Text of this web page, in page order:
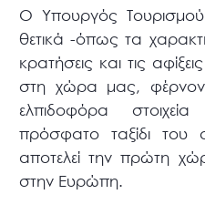
Ο Υπουργός
θετικά -όπως τα
κρατήσεις και τις
στη χώρα μας,
ελπιδοφόρα
πρόσφατο ταξίδι του
αποτελεί την πρώτη
στην Ευρώπη.